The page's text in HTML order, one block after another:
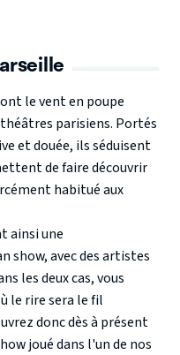
le vent en poupe
parisiens. Portés
et douée, ils séduisent
de faire découvrir
habitué aux
ainsi une
show, avec des artistes
les deux cas, vous
le rire sera le fil
donc dès à présent
joué dans l'un de nos